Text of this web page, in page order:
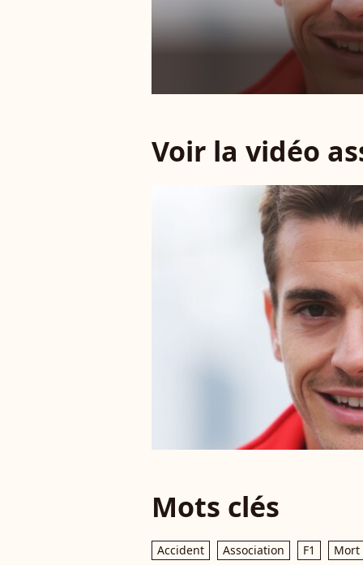
Voir la vidéo
Mots clés
Accident Association F1 Mort